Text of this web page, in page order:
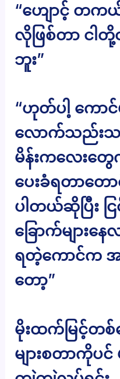
“ဟျောင့် တကယ်
လိုဖြစ်တာ ငါတို့
ဘူး”
“ဟုတ်ပါ့ ကော
လောက်သည်းသ
မိန်းကလေးတွေက
ပေးခံရတာတေ
ပါတယ်ဆိုပြီး
ခြောက်များန
ရတဲ့ကောင်က
တော့”
မိုးထက်မြင့်တ
များစတာကိုပင်